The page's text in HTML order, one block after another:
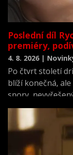
Poslední díl
premiéry,
4. 8. 2026 |
Po čtvrt století
blíží konečná,
spory,
scénářem, který
hrdinu k slzám.